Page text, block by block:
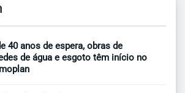
40 anos de espera, obras de
de água e esgoto têm início no